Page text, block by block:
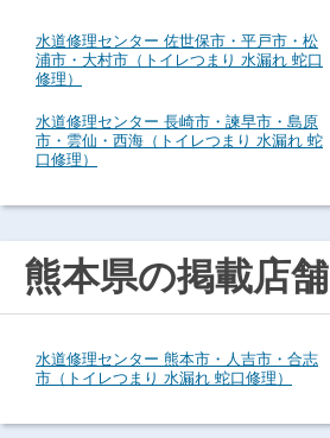
水道修理センター 佐世保市・平戸市・松
浦市・大村市（トイレつまり 水漏れ 蛇口
修理）
水道修理センター 長崎市・諫早市・島原
市・雲仙・西海（トイレつまり 水漏れ 蛇
口修理）
熊本県の掲載店舗
水道修理センター 熊本市・人吉市・合志
市（トイレつまり 水漏れ 蛇口修理）